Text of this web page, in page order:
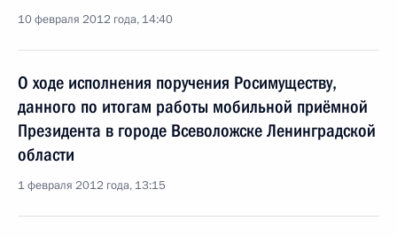
10 февраля 2012 года, 14:40
О ходе исполнения поручения Росимуществу,
данного по итогам работы мобильной приёмной
Президента в городе Всеволожске Ленинградской
области
1 февраля 2012 года, 13:15